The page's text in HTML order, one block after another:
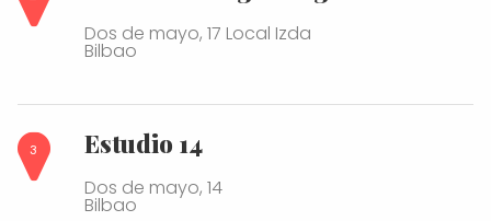
Dos de mayo, 17 Local Izda
Bilbao
Estudio 14
Dos de mayo, 14
Bilbao